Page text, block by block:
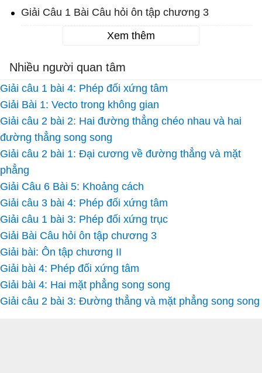
Giải Câu 1 Bài Câu hỏi ôn tập chương 3
Xem thêm
Nhiều người quan tâm
Giải câu 1 bài 4: Phép đối xứng tâm
Giải Bài 1: Vecto trong không gian
Giải câu 2 bài 2: Hai đường thẳng chéo nhau và hai
đường thẳng song song
Giải câu 2 bài 1: Đại cương về đường thẳng và mặt
phẳng
Giải Câu 6 Bài 5: Khoảng cách
Giải câu 3 bài 4: Phép đối xứng tâm
Giải câu 1 bài 3: Phép đối xứng trục
Giải Bài Câu hỏi ôn tập chương 3
Giải bài: Ôn tập chương II
Giải bài 4: Phép đối xứng tâm
Giải bài 4: Hai mặt phẳng song song
Giải câu 2 bài 3: Đường thẳng và mặt phẳng song song